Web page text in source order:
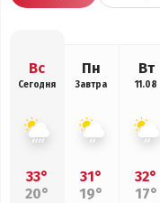
Вс
Сегодня
33°
20°
Пн
Завтра
31°
19°
Вт
11.08
32°
17°